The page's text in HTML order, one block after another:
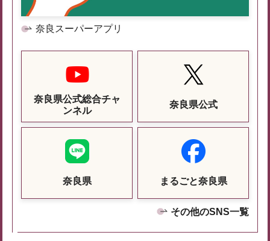
奈良スーパーアプリ
奈良県公式総合チャ
ンネル
奈良県公式
奈良県 まるごと奈良県
その他のSNS一覧